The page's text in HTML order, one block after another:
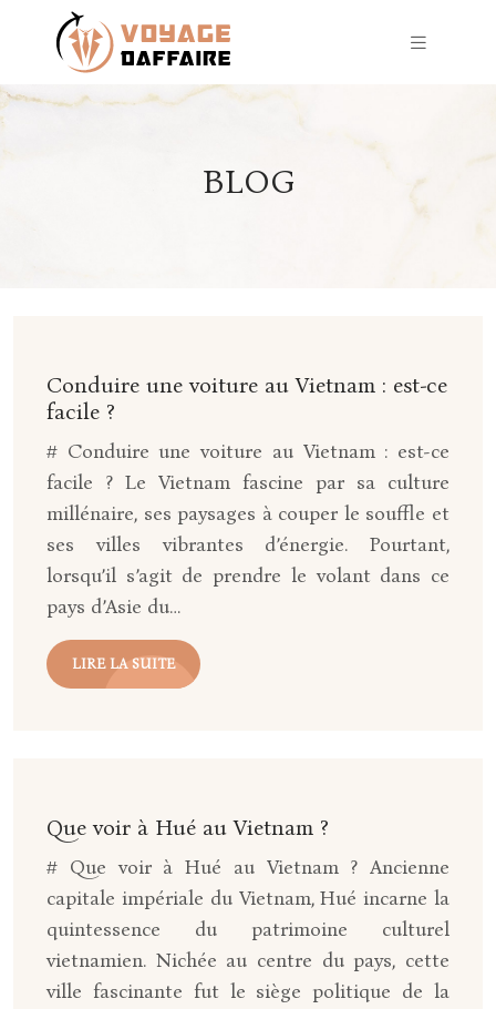
BLOG
Conduire une voiture au Vietnam : est-ce
facile ?
# Conduire une voiture au Vietnam : est-ce
facile ? Le Vietnam fascine par sa culture
millénaire, ses paysages à couper le souffle et
ses villes vibrantes d’énergie. Pourtant,
lorsqu’il s’agit de prendre le volant dans ce
pays d’Asie du…
LIRE LA SUITE
Que voir à Hué au Vietnam ?
# Que voir à Hué au Vietnam ? Ancienne
capitale impériale du Vietnam, Hué incarne la
quintessence du patrimoine culturel
vietnamien. Nichée au centre du pays, cette
ville fascinante fut le siège politique de la